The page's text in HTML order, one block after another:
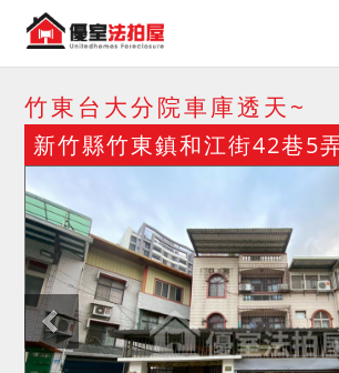
竹東台大分院車庫透天~
新竹縣竹東鎮和江街42巷5